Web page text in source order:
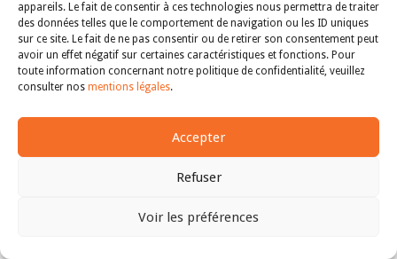
appareils. Le fait de consentir à ces technologies nous permettra de traiter
des données telles que le comportement de navigation ou les ID uniques
sur ce site. Le fait de ne pas consentir ou de retirer son consentement peut
avoir un effet négatif sur certaines caractéristiques et fonctions. Pour
toute information concernant notre politique de confidentialité, veuillez
consulter nos mentions légales.
Accepter
Refuser
Voir les préférences
Si la consécration d’un droit fondamental d’accès à l’eau
potable permet de renforcer le potentiel et surtout de
relativiser les limites d’autres outils juridiques, elle
confère au droit ainsi consacré une fonction
limitative somme toute limitée par les caractéristiques
inhérentes au discours de responsabilité paternaliste
transcendant la fondamentalité dans le contexte
d’anthropocentrisme juridique.
Or le discours de responsabilité paternaliste s’essouffle
ressource hydrique, donnant lieu à des stress hydriques